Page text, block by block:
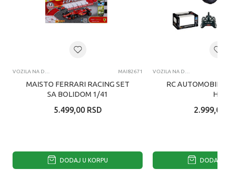
MAI82671
MAISTO FERRARI RACING SET
SA BOLIDOM 1/41
5.499,00 RSD
DODAJ U KORPU
RC AUTOMOBIL
H3
2.999,00
DODAJ